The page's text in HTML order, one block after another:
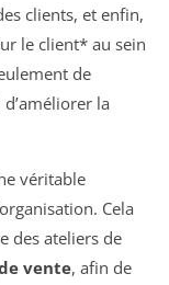
clients, et enfin,
le client* au sein
de
la
véritable
Cela
des ateliers de
vente, afin de